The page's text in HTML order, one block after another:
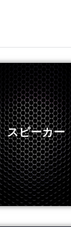
スピーカー
もっと見る